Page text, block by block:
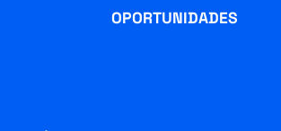
OPORTUNIDADES